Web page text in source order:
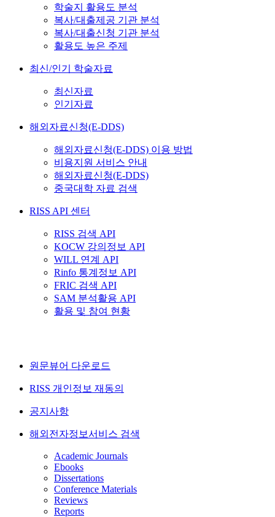
학술지 활용도 분석
복사/대출제공 기관 분석
복사/대출신청 기관 분석
활용도 높은 주제
최신/인기 학술자료
최신자료
인기자료
해외자료신청(E-DDS)
해외자료신청(E-DDS) 이용 방법
비용지원 서비스 안내
해외자료신청(E-DDS)
중국대학 자료 검색
RISS API 센터
RISS 검색 API
KOCW 강의정보 API
WILL 연계 API
Rinfo 통계정보 API
FRIC 검색 API
SAM 분석활용 API
활용 및 참여 현황
원문뷰어 다운로드
RISS 개인정보 재동의
공지사항
해외전자정보서비스 검색
Academic Journals
Ebooks
Dissertations
Conference Materials
Reviews
Reports